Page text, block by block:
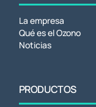
La empresa
Qué es el Ozono
Noticias
PRODUCTOS